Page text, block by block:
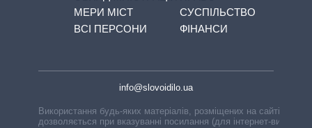
МЕРИ МІСТ
ВСІ ПЕРСОНИ
СУСПІЛЬСТВО
ФІНАНСИ
info@slovoidilo.ua
Використання будь-яких матеріалів, розміщених на сайті,
дозволяється при вказуванні посилання (для інтернет-видань